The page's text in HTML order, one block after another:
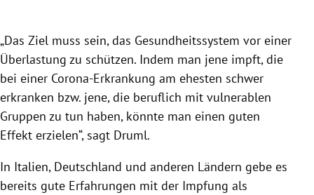
„Das Ziel muss sein, das Gesundheitssystem vor einer
Überlastung zu schützen. Indem man jene impft, die
bei einer Corona-Erkrankung am ehesten schwer
erkranken bzw. jene, die beruflich mit vulnerablen
Gruppen zu tun haben, könnte man einen guten
Effekt erzielen“, sagt Druml.
In Italien, Deutschland und anderen Ländern gebe es
bereits gute Erfahrungen mit der Impfung als